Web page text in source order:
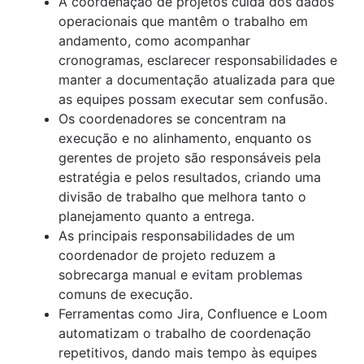
Coliderança
documentos
Visão geral
Rede social corporativa
Project initiation
What is project initiation?
Reunião de lançamento do projeto
Objetivos do projeto
Project milestones
Entregas do projeto
Critérios de aceitação
Mapeamento de partes interessadas:
benefícios e exemplos
Escopo do projeto
Restrição tripla
Caso de negócio
Prova de conceito
Esboço de proposta
Termo de abertura do projeto vs. pôster do
projeto
Como definir objetivos
Visão geral
Criando a visão e a missão
Tipos de metas
Teoria de definição de metas
Exemplos de OKR
Exemplos de objetivos do projeto
Análise de custo-benefício
Tela de modelo de negócios
Entendendo o mapeamento perceptual
Goal management software
Funções e responsabilidades
Funções do projeto
Gerente de projeto
Líder do projeto
Patrocinador do projeto
Proprietário do projeto
Equipes de projeto
Gráfico RACI
Estatuto da equipe
Plano de implementação
Organograma
Planejamento de projetos
Visão geral
Como desenvolver um plano de projeto
Plano de ação
Coordenação de projeto
Planejamento operacional
Plano de marketing
Gerenciamento do portfólio de projetos
Estudo de viabilidade
Project calendar
Planejamento estratégico
Visão geral
Exemplos
Estruturas de planejamento
operacionais que mantêm o trabalho em
andamento, como acompanhar
cronogramas, esclarecer responsabilidades e
manter a documentação atualizada para que
as equipes possam executar sem confusão.
Os coordenadores se concentram na
execução e no alinhamento, enquanto os
gerentes de projeto são responsáveis pela
estratégia e pelos resultados, criando uma
divisão de trabalho que melhora tanto o
planejamento quanto a entrega.
As principais responsabilidades de um
coordenador de projeto reduzem a
sobrecarga manual e evitam problemas
comuns de execução.
Ferramentas como Jira, Confluence e Loom
automatizam o trabalho de coordenação
repetitivos, dando mais tempo às equipes